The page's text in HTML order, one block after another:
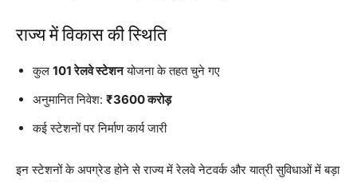
राज्य में विकास की स्थिति
कुल 101 रेलवे स्टेशनयोजना के तहत चुने गए
अनुमानित निवेश: ₹3600 करोड़
कई स्टेशनों पर निर्माण कार्य जारी
इन स्टेशनों के अपग्रेड होने से राज्य में रेलवे नेटवर्क और यात्री सुविधाओं में बड़ा